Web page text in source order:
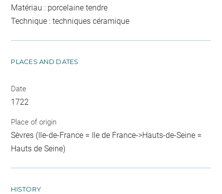
Matériau : porcelaine tendre
Technique : techniques céramique
PLACES AND DATES
Date
1722
Place of origin
Sèvres (Ile-de-France = Ile de France->Hauts-de-Seine =
Hauts de Seine)
HISTORY